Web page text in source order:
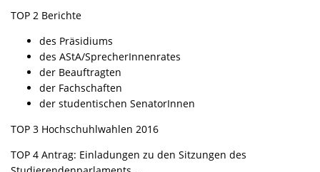
TOP 2 Berichte
des Präsidiums
des AStA/SprecherInnenrates
der Beauftragten
der Fachschaften
der studentischen SenatorInnen
TOP 3 Hochschuhlwahlen 2016
TOP 4 Antrag: Einladungen zu den Sitzungen des